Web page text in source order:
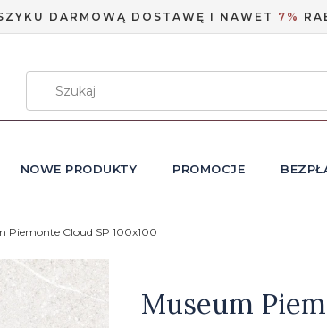
DARMOWĄ DOSTAWĘ I NAWET 7%
NOWE PRODUKTY PROMOCJE
Piemonte Cloud SP 100x100
Museum